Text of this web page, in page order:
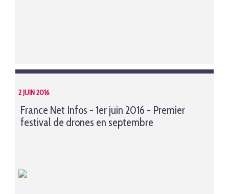
2 JUIN 2016
France Net Infos - 1er juin 2016 - Premier
festival de drones en septembre